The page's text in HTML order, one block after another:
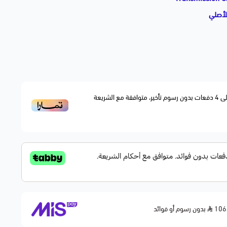
مثالي ومنع تسرب زيت القير أثناء التشغيل. 4دفعات بدون رسوم تأخير، متوافقة مع الشريعة
بدون رسوم أو فوائد